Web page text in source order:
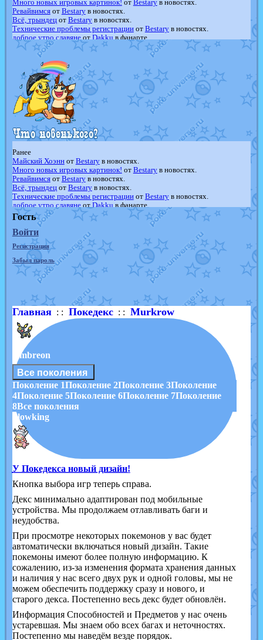
Много новых игровых картинок! от Bestaryв новостях.
Ревайвимсяот Bestaryв новостях.
Всё, трындецот Bestaryв новостях.
Технические проблемы регистрацииот Bestaryв новостях.
доброе утро славянеот Dakku в фанарте.
Йолда и Мимикью отMavisNyanCatв фанарте.
Недовольный котомангуст
в фанарте.
The Dark Wishmaker
отRandomon
шадоу спиритомб
отilovearceus
в фанарте.
траббишотilovearceusв фанарте.
Raging BoltотGraceDaFox
в фанарте.
Shadow mismagiusотJOK_julia
в фанарте.
художникотvicavicaв фанарте.
Ранее
Майский Хоэннот Bestaryв новостях.
Много новых игровых картинок! от Bestaryв новостях.
Ревайвимсяот Bestaryв новостях.
Всё, трындецот Bestaryв новостях.
Технические проблемы регистрацииот Bestaryв новостях.
доброе утро славянеот Dakku в фанарте.
Йолда и МимикьюотMavisNyanCatв фанарте.
Недовольный котомангуст
в фанарте.
The Dark Wishmaker
отRandomon
шадоу спиритомб
отilovearceus
в фанарте.
траббишотilovearceusв фанарте.
Raging BoltотGraceDaFox
Shadow mismagiusотJOK_julia
в фанарте.
художникот vicavicaв фанарте.
Гость
Войти
Регистрация
Забыл пароль
Главная: : Покедекс: : Murkrow
Umbreon
Все поколения
Поколение 1Поколение 2Поколение 3Поколение
4Поколение 5Поколение 6Поколение 7Поколение
8Все поколения
Slowking
У Покедекса новый дизайн!
Кнопка выбора игр теперь справа.
Декс минимально адаптирован под мобильные
устройства. Мы продолжаем отлавливать баги и
неудобства.
При просмотре некоторых покемонов у вас будет
автоматически включаться новый дизайн. Такие
покемоны имеют более полную информацию. К
сожалению, из-за изменения формата хранения данных
и наличия у нас всего двух рук и одной головы, мы не
можем обеспечить поддержку сразу и нового, и
старого декса. Постепенно весь декс будет обновлён.
Информация Способностей и Предметов у нас очень
устаревшая. Мы знаем обо всех багах и неточностях.
Постепенно мы наведём везде порядок.